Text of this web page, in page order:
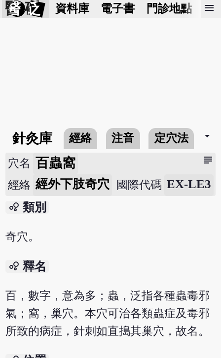
醫 砭 資料庫 電子書 門診地點 預
menu
針灸庫 經絡 注音 定穴法 arrow_drop_down
subject
穴名 百蟲窩
經絡 經外下肢奇穴 國際代碼 EX-LE3
bubble_chart 類別
奇穴。
bubble_chart 釋名
百，數字，意為多；蟲，泛指各種蟲毒邪
氣；窩，巢穴。本穴可治各類蟲症及毒邪
所致的病症，針刺如直搗其巢穴，故名。